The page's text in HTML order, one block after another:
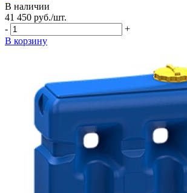
В наличии
41 450 руб./шт.
-
+
В корзину